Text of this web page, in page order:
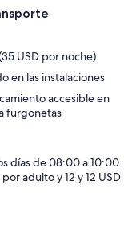
USD por noche)
en las instalaciones
accesible en
furgonetas
días de 08:00 a 10:00
adulto y 12 y 12 USD